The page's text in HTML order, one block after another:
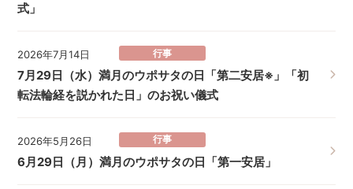
式」
2026年7月14日 行事
7月29日（水）満月のウポサタの日「第二安居※」「初
転法輪経を説かれた日」のお祝い儀式
2026年5月26日 行事
6月29日（月）満月のウポサタの日「第一安居」